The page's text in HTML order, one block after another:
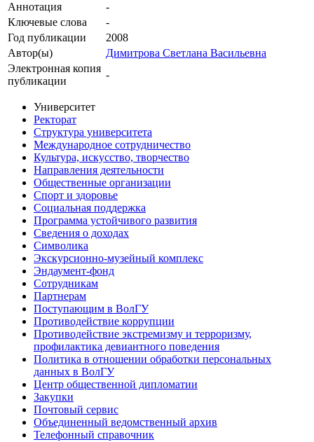
Аннотация
-
Ключевые cлова
-
Год публикации
2008
Автор(ы)
Димитрова Светлана Васильевна
Электронная копия
публикации
-
Университет
Ректорат
Структура университета
Международное сотрудничество
Культура, искусство, творчество
Направления деятельности
Общественные организации
Спорт и здоровье
Социальная поддержка
Программа устойчивого развития
Сведения о доходах
Символика
Экскурсионно-музейный комплекс
Эндаумент-фонд
Сотрудникам
Партнерам
Поступающим в ВолГУ
Противодействие коррупции
Противодействие экстремизму и терроризму,
профилактика девиантного поведения
Политика в отношении обработки персональных
данных в ВолГУ
Центр общественной дипломатии
Закупки
Почтовый сервис
Объединенный ведомственный архив
Телефонный справочник